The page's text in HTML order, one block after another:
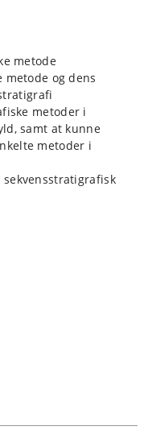
metode
og dens
metoder i
samt at kunne
metoder i